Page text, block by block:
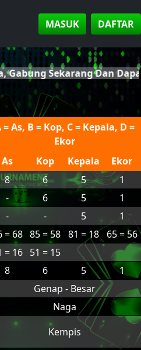
MASUK DAFTAR
Sekarang Dan
= As, B = Kop, C = Kepala, D =
Ekor
As
Kop Kepala
Ekor
8 6 5
1
- 6 5
1
- - 5 1
= 68 85 = 58 81 = 18
65 = 56
= 16 51 = 15
8 6 5
1
Genap - Besar
Naga
Kempis